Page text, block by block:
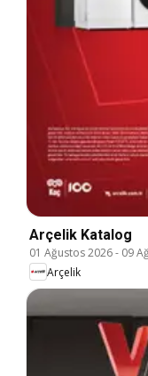
Arçelik Katalog
01 Ağustos 2026- 09
Arçelik